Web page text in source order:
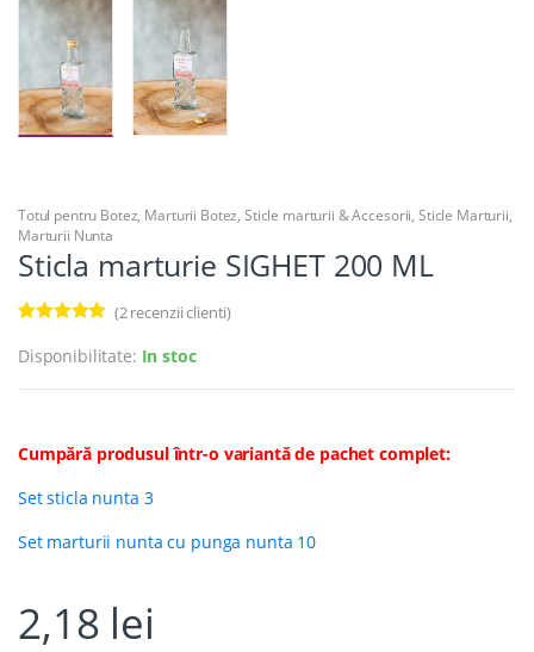
Totul pentru Botez, Marturii Botez, Sticle marturii & Accesorii, Sticle Marturii,
Marturii Nunta
Sticla marturie SIGHET 200 ML
5.00din 5 pe
baza a
evaluări ale
(2recenzii clienti)
Disponibilitate: In stoc
Cumpără produsul într-o variantă de pachet complet:
Set sticla nunta 3
Set marturii nunta cu punga nunta 10
2,18 lei